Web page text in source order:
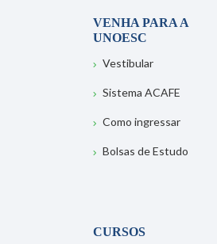
VENHA PARA A
UNOESC
Vestibular
Sistema ACAFE
Como ingressar
Bolsas de Estudo
CURSOS